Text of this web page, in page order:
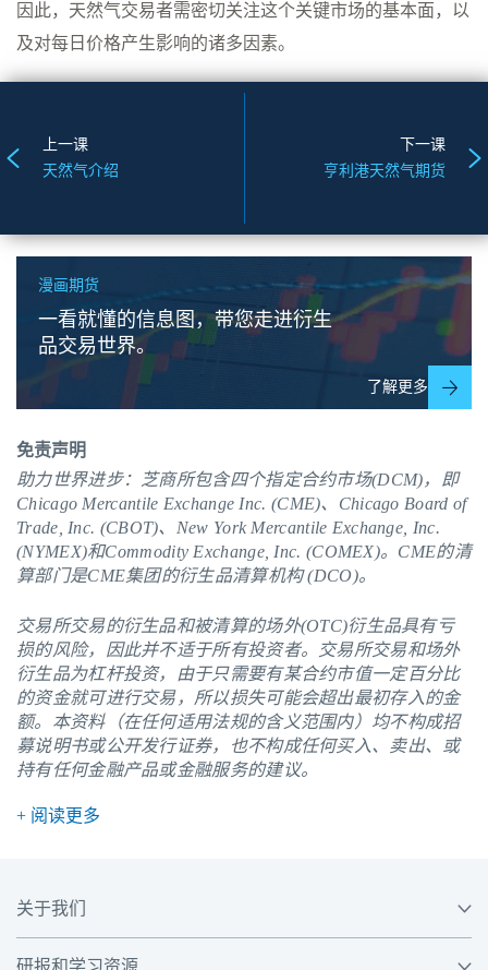
因此，天然气交易者需密切关注这个关键市场的基本面，以
及对每日价格产生影响的诸多因素。
上一课
天然气介绍
下一课
亨利港天然气期货
漫画期货
一看就懂的信息图，带您走进衍生
品交易世界。
了解更多
免责声明
助力世界进步：芝商所包含四个指定合约市场(DCM)，即
Chicago Mercantile Exchange Inc. (CME)、Chicago Board of
Trade, Inc. (CBOT)、New York Mercantile Exchange, Inc.
(NYMEX)和Commodity Exchange, Inc. (COMEX)。 CME的清
算部门是CME集团的衍生品清算机构 (DCO)。
交易所交易的衍生品和被清算的场外(OTC)衍生品具有亏
损的风险，因此并不适于所有投资者。交易所交易和场外
衍生品为杠杆投资，由于只需要有某合约市值一定百分比
的资金就可进行交易，所以损失可能会超出最初存入的金
额。本资料（在任何适用法规的含义范围内）均不构成招
募说明书或公开发行证券，也不构成任何买入、卖出、或
持有任何金融产品或金融服务的建议。
+ 阅读更多
关于我们